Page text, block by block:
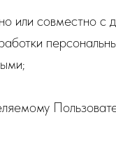
или совместно с